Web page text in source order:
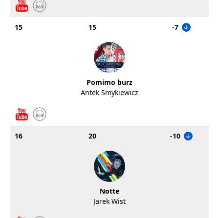
15 15 -7
Pomimo burz
Antek Smykiewicz
16 20 -10
Notte
Jarek Wist